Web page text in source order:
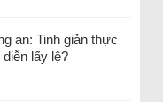
an: Tinh giản thực
lấy lệ?